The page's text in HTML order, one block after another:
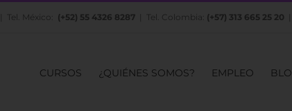
| Tel. México: (+52) 55 4326 8287 | Tel. Colombia: (+57) 313 665 25 20
CURSOS ¿QUIÉNES SOMOS? EMPLEO